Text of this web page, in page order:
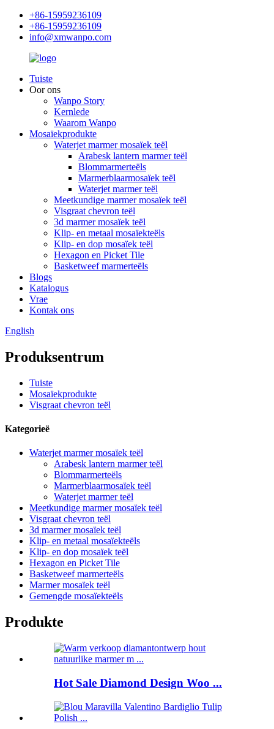
+86-15959236109
+86-15959236109
info@xmwanpo.com
Tuiste
Oor ons
Wanpo Story
Kernlede
Waarom Wanpo
Mosaïekprodukte
Waterjet marmer mosaïek teël
Arabesk lantern marmer teël
Blommarmerteëls
Marmerblaarmosaïek teël
Waterjet marmer teël
Meetkundige marmer mosaïek teël
Visgraat chevron teël
3d marmer mosaïek teël
Klip- en metaal mosaïekteëls
Klip- en dop mosaïek teël
Hexagon en Picket Tile
Basketweef marmerteëls
Blogs
Katalogus
Vrae
Kontak ons
English
Produksentrum
Tuiste
Mosaïekprodukte
Visgraat chevron teël
Kategorieë
Waterjet marmer mosaïek teël
Arabesk lantern marmer teël
Blommarmerteëls
Marmerblaarmosaïek teël
Waterjet marmer teël
Meetkundige marmer mosaïek teël
Visgraat chevron teël
3d marmer mosaïek teël
Klip- en metaal mosaïekteëls
Klip- en dop mosaïek teël
Hexagon en Picket Tile
Basketweef marmerteëls
Marmer mosaïek teël
Gemengde mosaïekteëls
Produkte
Hot Sale Diamond Design Woo ...